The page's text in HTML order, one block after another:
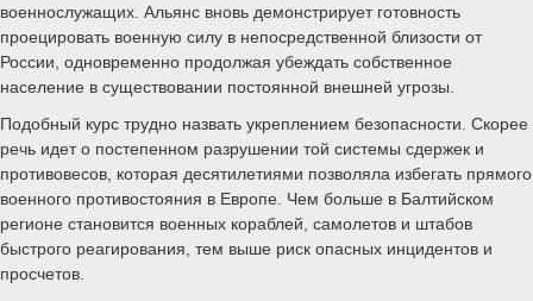
военнослужащих. Альянс вновь демонстрирует готовность
проецировать военную силу в непосредственной близости от
России, одновременно продолжая убеждать собственное
население в существовании постоянной внешней угрозы.
Подобный курс трудно назвать укреплением безопасности. Скорее
речь идет о постепенном разрушении той системы сдержек и
противовесов, которая десятилетиями позволяла избегать прямого
военного противостояния в Европе. Чем больше в Балтийском
регионе становится военных кораблей, самолетов и штабов
быстрого реагирования, тем выше риск опасных инцидентов и
просчетов.